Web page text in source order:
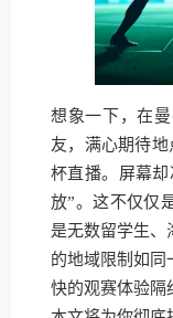
想象一下，在
友，满心期待
杯直播。屏幕
放”。这不仅仅
是无数留学生、
的地域限制如同
快的观赛体验隔